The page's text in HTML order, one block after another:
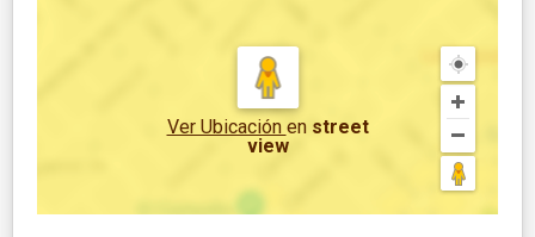
Ver Ubicación en street
view